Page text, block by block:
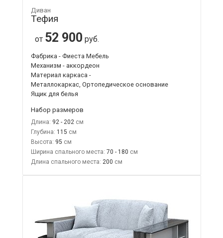
Диван
Тефия
от 52 900 руб.
Фабрика - Фиеста Мебель
Механизм - аккордеон
Материал каркаса -
Металлокаркас, Ортопедическое основание
Ящик для белья
Набор размеров
Длина: 92 - 202
Глубина: 115
Высота: 95
Ширина спального места: 70 - 180
Длина спального места: 200